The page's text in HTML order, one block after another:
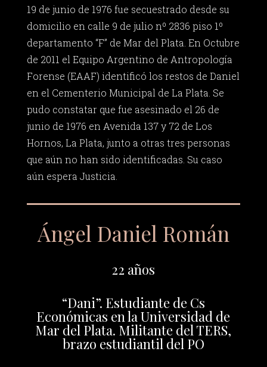
19 de junio de 1976 fue secuestrado desde su
domicilio en calle 9 de julio nº 2836 piso 1º
departamento “F” de Mar del Plata. En Octubre
de 2011 el Equipo Argentino de Antropología
Forense (EAAF) identificó los restos de Daniel
en el Cementerio Municipal de La Plata. Se
pudo constatar que fue asesinado el 26 de
junio de 1976 en Avenida 137 y 72 de Los
Hornos, La Plata, junto a otras tres personas
que aún no han sido identificadas. Su caso
aún espera Justicia.
Ángel Daniel Román
22 años
“Dani”. Estudiante de Cs
Económicas en la Universidad de
Mar del Plata. Militante del TERS,
brazo estudiantil del PO